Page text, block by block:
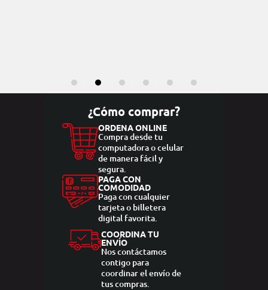
¿Cómo comprar?
ORDENA ONLINE
Compra desde tu
computadora o celular
de manera fácil y
segura.
PAGA CON
COMODIDAD
Paga con cualquier
tarjeta o billetera
digital favorita.
COORDINA TU
ENVÍO
Nos contáctamos
contigo para
coordinar el envío de
tus compras.